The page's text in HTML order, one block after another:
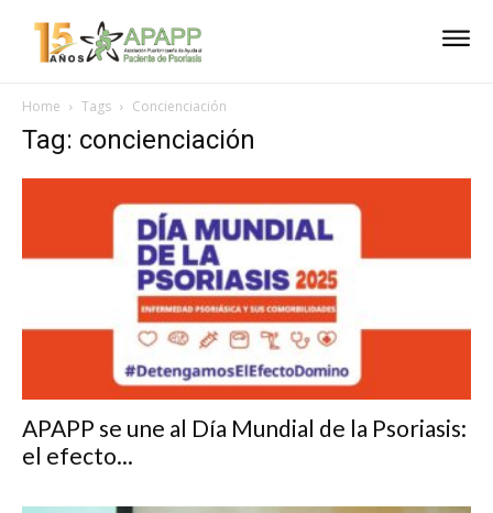
Home Tags Concienciación
Tag: concienciación
APAPP se une al Día Mundial de la Psoriasis:
el efecto...